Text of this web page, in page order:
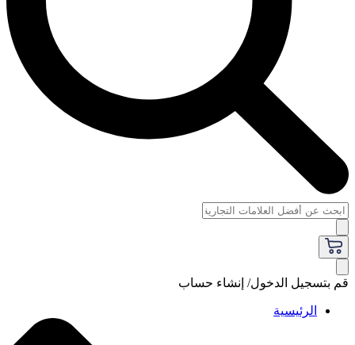
قم بتسجيل الدخول/ إنشاء حساب
الرئيسية